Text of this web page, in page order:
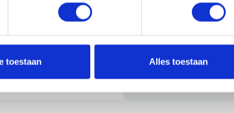
toestaan Alles toestaan
1: Nooit vooraf
hebben gezien.
2: Geen persoonlijke
3: Meld bij misbruik
klantenservice.